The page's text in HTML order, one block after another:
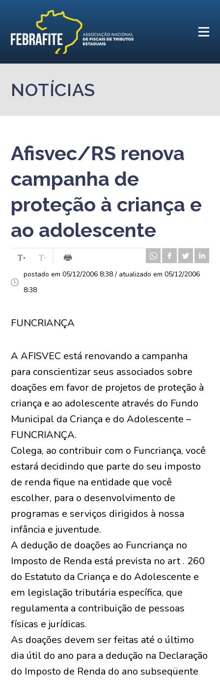
NOTÍCIAS
Afisvec/RS renova
campanha de
proteção à criança e
ao adolescente
postado em 05/12/2006 8:38 / atualizado em 05/12/2006
8:38
FUNCRIANÇA
A AFISVEC está renovando a campanha
para conscientizar seus associados sobre
doações em favor de projetos de proteção à
criança e ao adolescente através do Fundo
Municipal da Criança e do Adolescente –
FUNCRIANÇA.
Colega, ao contribuir com o Funcriança, você
estará decidindo que parte do seu imposto
de renda fique na entidade que você
escolher, para o desenvolvimento de
programas e serviços dirigidos à nossa
infância e juventude.
A dedução de doações ao Funcriança no
Imposto de Renda está prevista no art . 260
do Estatuto da Criança e do Adolescente e
em legislação tributária específica, que
regulamenta a contribuição de pessoas
físicas e jurídicas.
As doações devem ser feitas até o último
dia útil do ano para a dedução na Declaração
do Imposto de Renda do ano subseqüente